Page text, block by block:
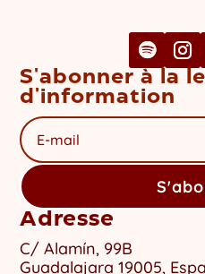
S'abonner à la
d'information
Adresse
C/ Alamín, 99B
Guadalajara 19005,